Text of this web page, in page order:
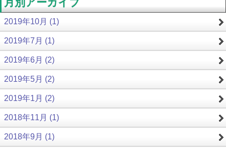
2019年10月 (1)
2019年7月 (1)
2019年6月 (2)
2019年5月 (2)
2019年1月 (2)
2018年11月 (1)
2018年9月 (1)